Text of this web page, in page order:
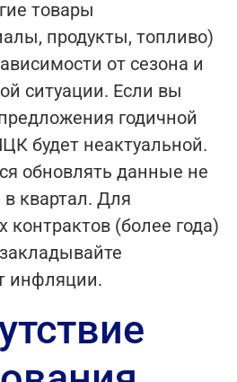
товары
продукты, топливо)
от сезона и
ситуации. Если вы
годичной
будет неактуальной.
обновлять данные не
квартал. Для
контрактов (более года)
инфляции.